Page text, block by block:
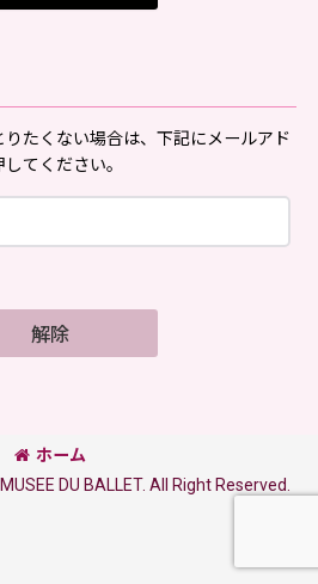
りたくない場合は、下記にメールアド
てください。
解除
ホーム
DU BALLET. All Right Reserved.